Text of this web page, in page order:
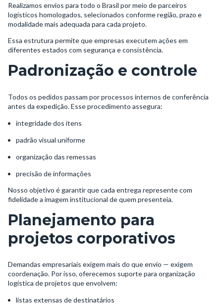
Realizamos envios para todo o Brasil por meio de parceiros
logísticos homologados, selecionados conforme região, prazo e
modalidade mais adequada para cada projeto.
Essa estrutura permite que empresas executem ações em
diferentes estados com segurança e consistência.
Padronização e controle
Todos os pedidos passam por processos internos de conferência
antes da expedição. Esse procedimento assegura:
integridade dos itens
padrão visual uniforme
organização das remessas
precisão de informações
Nosso objetivo é garantir que cada entrega represente com
fidelidade a imagem institucional de quem presenteia.
Planejamento para
projetos corporativos
Demandas empresariais exigem mais do que envio — exigem
coordenação. Por isso, oferecemos suporte para organização
logística de projetos que envolvem:
listas extensas de destinatários